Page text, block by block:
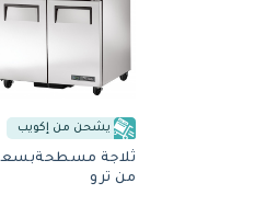
يشحن من إكويب
من ترو